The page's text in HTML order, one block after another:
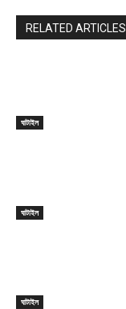
RELATED ARTICLES
ঘাটাইল
ঘাটাইল
ঘাটাইল